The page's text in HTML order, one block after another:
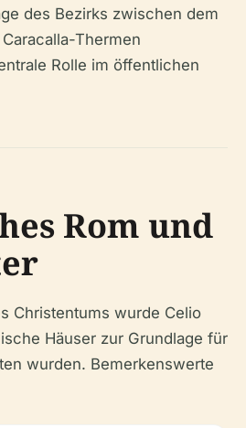
des Bezirks zwischen dem
Thermen
Rolle im öffentlichen
Rom und
Christentums wurde Celio
Häuser zur Grundlage für
wurden. Bemerkenswerte